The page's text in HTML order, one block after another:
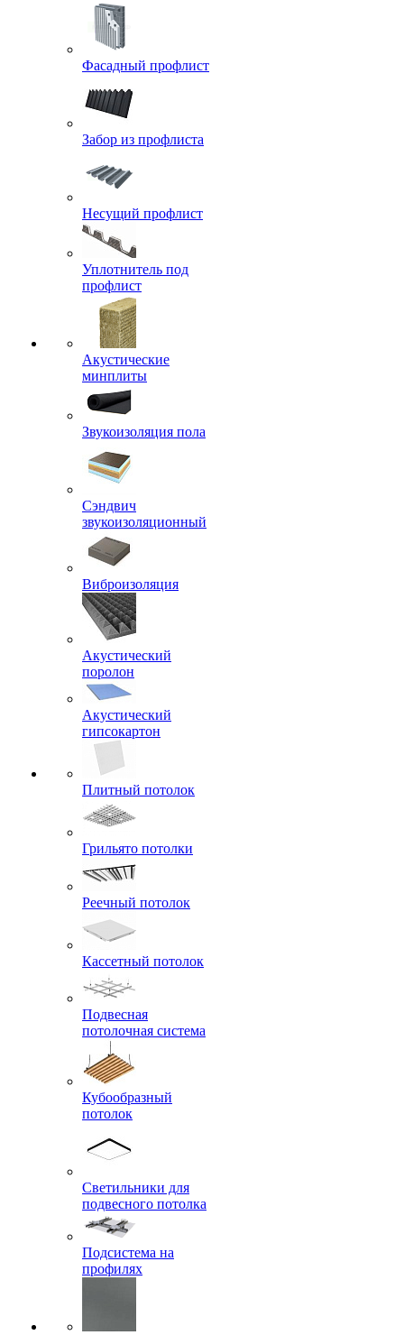
Фасадный профлист
Забор из профлиста
Несущий профлист
Уплотнитель под
профлист
Акустические
минплиты
Звукоизоляция пола
Сэндвич
звукоизоляционный
Виброизоляция
Акустический
поролон
Акустический
гипсокартон
Плитный потолок
Грильято потолки
Реечный потолок
Кассетный потолок
Подвесная
потолочная система
Кубообразный
потолок
Светильники для
подвесного потолка
Подсистема на
профилях